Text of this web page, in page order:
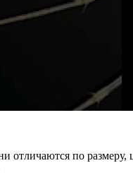
отличаются по